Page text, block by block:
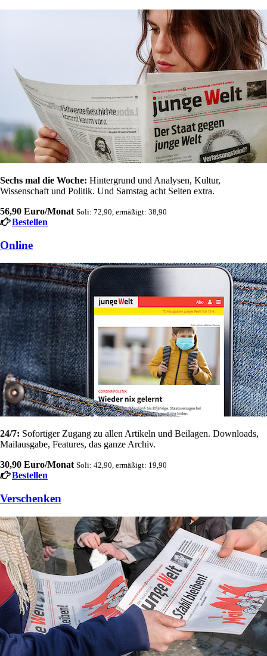
Sechs mal die Woche: Hintergrund und Analysen, Kultur,
Wissenschaft und Politik. Und Samstag acht Seiten extra.
56,90 Euro/Monat Soli: 72,90, ermäßigt: 38,90
Bestellen
Online
24/7: Sofortiger Zugang zu allen Artikeln und Beilagen. Downloads,
Mailausgabe, Features, das ganze Archiv.
30,90 Euro/Monat Soli: 42,90, ermäßigt: 19,90
Bestellen
Verschenken